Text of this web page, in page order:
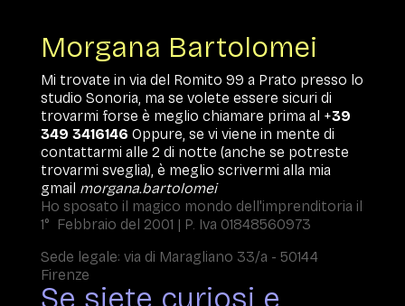
Morgana Bartolomei
Mi trovate in via del Romito 99 a Prato presso lo
studio Sonoria, ma se volete essere sicuri di
trovarmi forse è meglio chiamare prima al +39
349 3416146 Oppure, se vi viene in mente di
contattarmi alle 2 di notte (anche se potreste
trovarmi sveglia), è meglio scrivermi alla mia
gmail morgana.bartolomei
Ho sposato il magico mondo dell'imprenditoria il
1° Febbraio del 2001 | P. Iva 01848560973
Sede legale: via di Maragliano 33/a - 50144
Firenze
Se siete curiosi e